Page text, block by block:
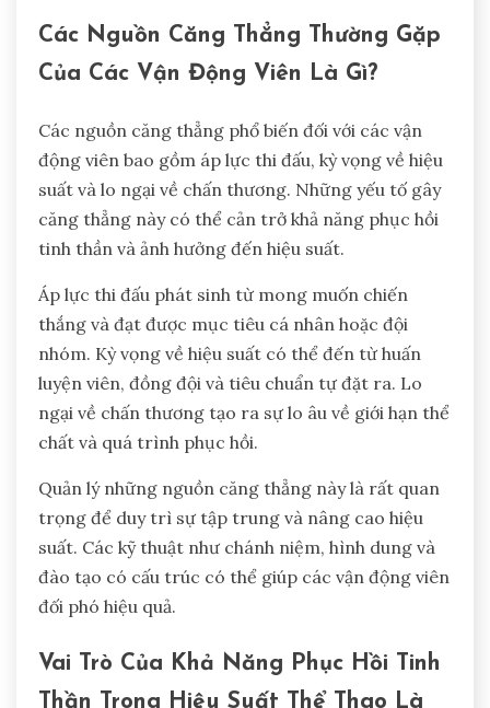
Các Nguồn Căng Thẳng Thường Gặp
Của Các Vận Động Viên Là Gì?
Các nguồn căng thẳng phổ biến đối với các vận
động viên bao gồm áp lực thi đấu, kỳ vọng về hiệu
suất và lo ngại về chấn thương. Những yếu tố gây
căng thẳng này có thể cản trở khả năng phục hồi
tinh thần và ảnh hưởng đến hiệu suất.
Áp lực thi đấu phát sinh từ mong muốn chiến
thắng và đạt được mục tiêu cá nhân hoặc đội
nhóm. Kỳ vọng về hiệu suất có thể đến từ huấn
luyện viên, đồng đội và tiêu chuẩn tự đặt ra. Lo
ngại về chấn thương tạo ra sự lo âu về giới hạn thể
chất và quá trình phục hồi.
Quản lý những nguồn căng thẳng này là rất quan
trọng để duy trì sự tập trung và nâng cao hiệu
suất. Các kỹ thuật như chánh niệm, hình dung và
đào tạo có cấu trúc có thể giúp các vận động viên
đối phó hiệu quả.
Vai Trò Của Khả Năng Phục Hồi Tinh
Thần Trong Hiệu Suất Thể Thao Là